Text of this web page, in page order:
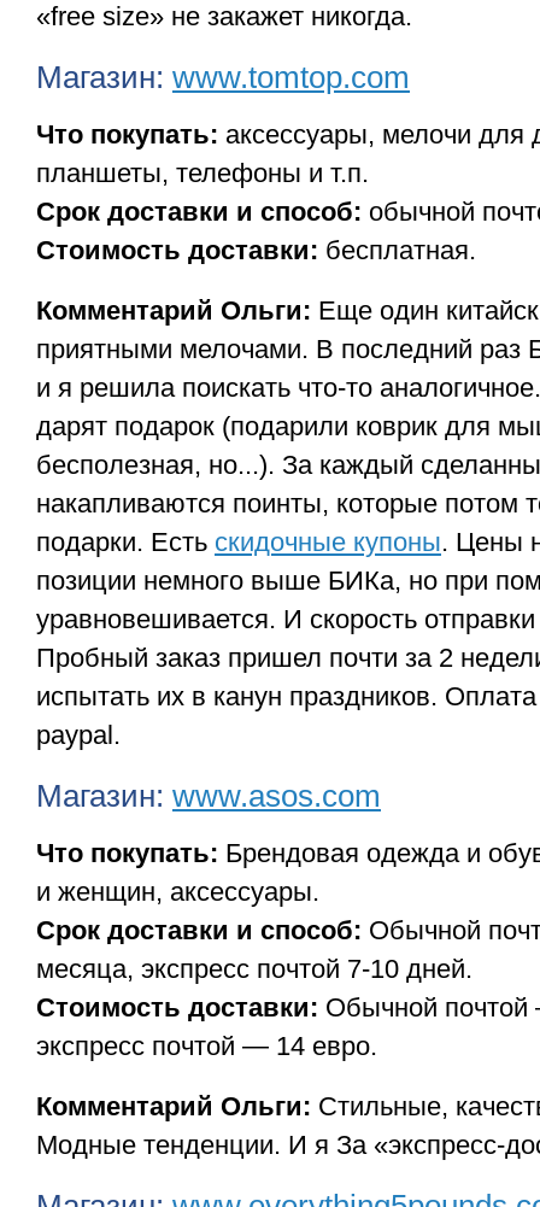
«free size» не закажет никогда.
Магазин: www.tomtop.com
Что покупать: аксессуары, мелочи для
планшеты, телефоны и т.п.
Срок доставки и способ: обычной
Стоимость доставки: бесплатная.
Комментарий Ольги: Еще один
приятными мелочами. В последний раз
и я решила поискать что-то
дарят подарок (подарили коврик для
бесполезная, но...). За каждый
накапливаются поинты, которые потом
подарки. Есть скидочные купоны. Цены
позиции немного выше БИКа, но при
уравновешивается. И скорость
Пробный заказ пришел почти за 2
испытать их в канун праздников. Оплата
paypal.
Магазин: www.asos.com
Что покупать: Брендовая одежда и
и женщин, аксессуары.
Срок доставки и способ: Обычной
месяца, экспресс почтой 7-10 дней.
Стоимость доставки: Обычной
экспресс почтой — 14 евро.
Комментарий Ольги: Стильные,
Модные тенденции. И я За «экспресс-